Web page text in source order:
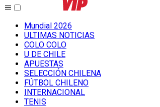
Mundial 2026
ULTIMAS NOTICIAS
COLO COLO
U DE CHILE
APUESTAS
SELECCIÓN CHILENA
FÚTBOL CHILENO
INTERNACIONAL
TENIS